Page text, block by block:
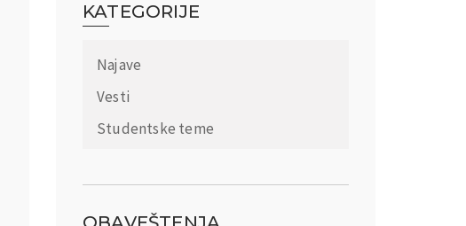
KATEGORIJE
Najave
Vesti
Studentske teme